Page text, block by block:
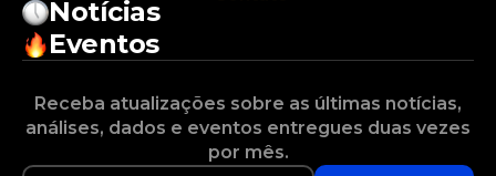
Notícias
Eventos
Receba atualizações sobre as últimas notícias,
análises, dados e eventos entregues duas vezes
por mês.